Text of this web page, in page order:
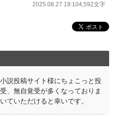
2025.08.27 19:104,592文字
説投稿サイト様にちょこっと投
、無自覚受が多くなっておりま
ていただけると幸いです。